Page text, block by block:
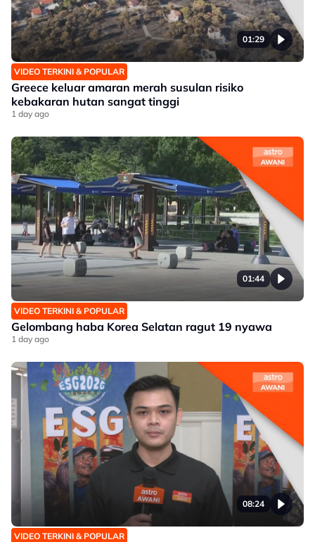
01:29
VIDEO TERKINI & POPULAR
Greece keluar amaran merah susulan risiko
kebakaran hutan sangat tinggi
1 day ago
01:44
VIDEO TERKINI & POPULAR
Gelombang haba Korea Selatan ragut 19 nyawa
1 day ago
08:24
VIDEO TERKINI & POPULAR